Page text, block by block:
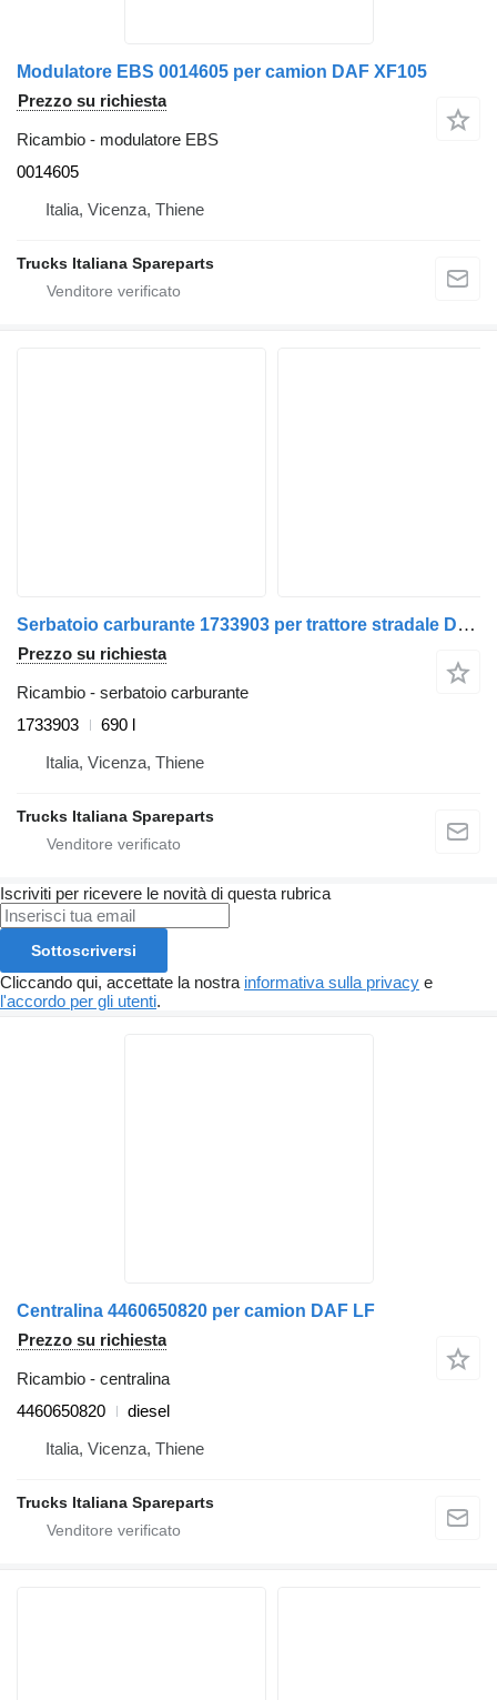
Modulatore EBS 0014605 per camion DAF XF105
Prezzo su richiesta
Ricambio - modulatore EBS
0014605
Italia, Vicenza, Thiene
Trucks Italiana Spareparts
Serbatoio carburante 1733903 per trattore stradale DAF XF105
Prezzo su richiesta
Ricambio - serbatoio carburante
1733903
690 l
Italia, Vicenza, Thiene
Trucks Italiana Spareparts
Iscriviti per ricevere le novità di questa rubrica
Sottoscriversi
Cliccando qui, accettate la nostra informativa sulla privacy e
l'accordo per gli utenti.
Centralina 4460650820 per camion DAF LF
Prezzo su richiesta
Ricambio - centralina
4460650820
diesel
Italia, Vicenza, Thiene
Trucks Italiana Spareparts